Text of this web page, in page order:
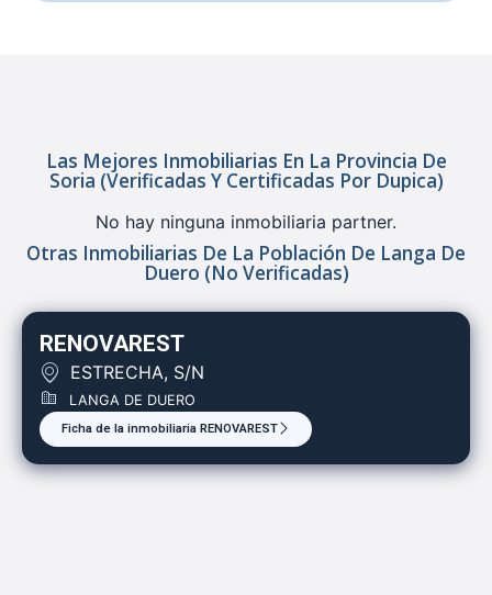
Las Mejores Inmobiliarias En La Provincia De
Soria (verificadas Y Certificadas Por Dupica)
No hay ninguna inmobiliaria partner.
Otras Inmobiliarias De La Población De Langa De
Duero (no Verificadas)
RENOVAREST
ESTRECHA, S/N
LANGA DE DUERO
Ficha de la inmobiliaria RENOVAREST